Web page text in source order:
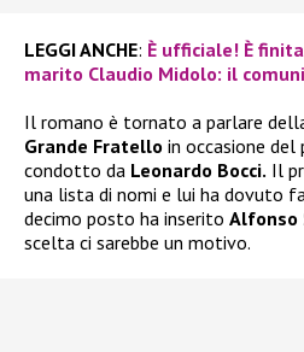
LEGGI ANCHE: È ufficiale! È
marito Claudio Midolo: il
Il romano è tornato a parlare
Grande Fratello in occasione del
condotto da Leonardo Bocci. Il
una lista di nomi e lui ha dovuto
decimo posto ha inserito Alfonso
scelta ci sarebbe un motivo.